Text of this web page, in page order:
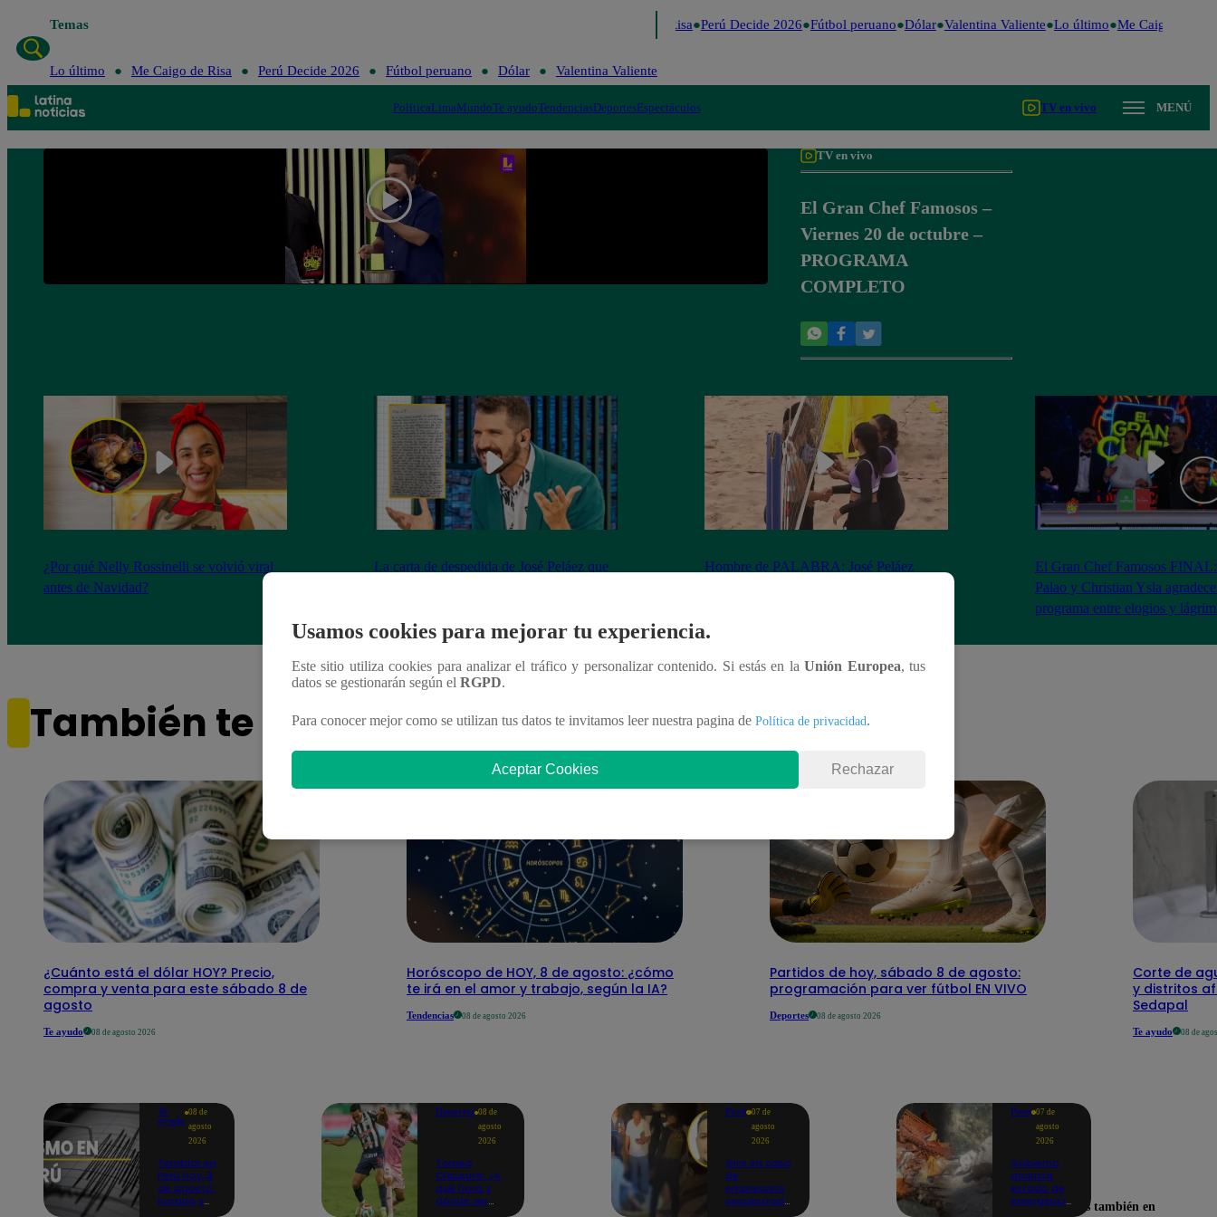
Temas Me Caigo de Risa Perú Decide 2026 Fútbol peruano Dólar Valentina Valiente Lo último Me Caigo de Risa
Lo último Me Caigo de Risa Perú Decide 2026 Fútbol peruano Dólar Valentina Valiente
PolíticaLimaMundoTe ayudoTendenciasDeportesEspectáculos TV en vivo MENÚ
TV en vivo
El Gran Chef Famosos –
Viernes 20 de octubre –
PROGRAMA
COMPLETO
¿Por qué Nelly Rossinelli se volvió viral
antes de Navidad?
La carta de despedida de José Peláez que
Hombre de PALABRA: José Peláez
El Gran Chef Famosos
Palao y Christian Ysla
programa entre elogios y
También te puede interesar
¿Cuánto está el dólar HOY? Precio,
compra y venta para este sábado 8 de
agosto
Te ayudo 08 de agosto 2026
Horóscopo de HOY, 8 de agosto: ¿cómo
te irá en el amor y trabajo, según la IA?
Tendencias 08 de agosto 2026
Partidos de hoy, sábado 8 de agosto:
programación para ver fútbol EN VIVO
Deportes 08 de agosto 2026
Corte de
y distritos
Sedapal
Te ayudo 08 de
Te
ayudo
08 de
agosto
2026
Temblor en
Perú hoy, 8
de agosto:
horario y
Deportes 08 de
agosto
2026
Torneo
Clausura: ¿A
qué hora y
dónde ver
Perú 07 de
agosto
2026
Giro en caso
de
empresario
secuestrado
Perú 07 de
agosto
2026
Gobierno
anuncia
estado de
emergencia
Usamos cookies para mejorar tu experiencia.
Este sitio utiliza cookies para analizar el tráfico y personalizar contenido. Si estás en laUnión Europea, tus
datos se gestionarán según el RGPD.
Para conocer mejor como se utilizan tus datos te invitamos leer nuestra pagina de Política de privacidad.
Aceptar Cookies Rechazar
Encuéntranos también en